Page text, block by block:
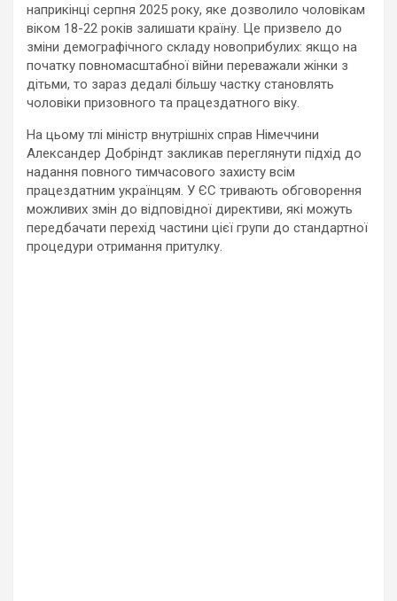
наприкінці серпня 2025 року, яке дозволило чоловікам
віком 18-22 років залишати країну. Це призвело до
зміни демографічного складу новоприбулих: якщо на
початку повномасштабної війни переважали жінки з
дітьми, то зараз дедалі більшу частку становлять
чоловіки призовного та працездатного віку.
На цьому тлі міністр внутрішніх справ Німеччини
Александер Добріндт закликав переглянути підхід до
надання повного тимчасового захисту всім
працездатним українцям. У ЄС тривають обговорення
можливих змін до відповідної директиви, які можуть
передбачати перехід частини цієї групи до стандартної
процедури отримання притулку.